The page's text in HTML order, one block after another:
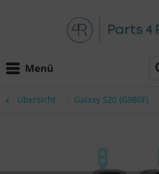
Menü
Übersicht Galaxy S20 (G980F)